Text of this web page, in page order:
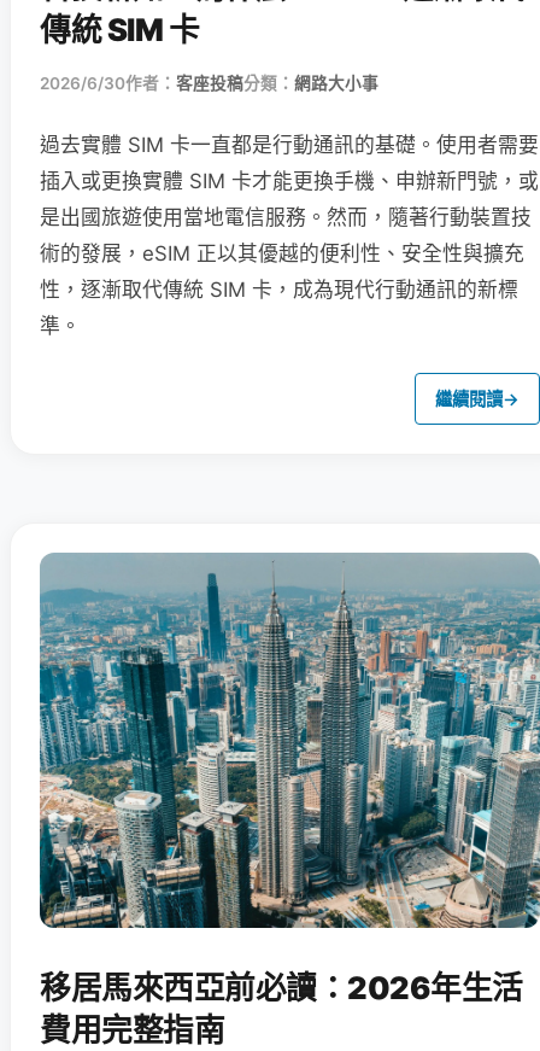
傳統 SIM 卡
2026/6/30作者： 客座投稿分類： 網路大小事
過去實體 SIM 卡一直都是行動通訊的基礎。使用者需要
插入或更換實體 SIM 卡才能更換手機、申辦新門號，或
是出國旅遊使用當地電信服務。然而，隨著行動裝置技
術的發展，eSIM 正以其優越的便利性、安全性與擴充
性，逐漸取代傳統 SIM 卡，成為現代行動通訊的新標
準。
繼續閱讀→
移居馬來西亞前必讀：2026年生活
費用完整指南